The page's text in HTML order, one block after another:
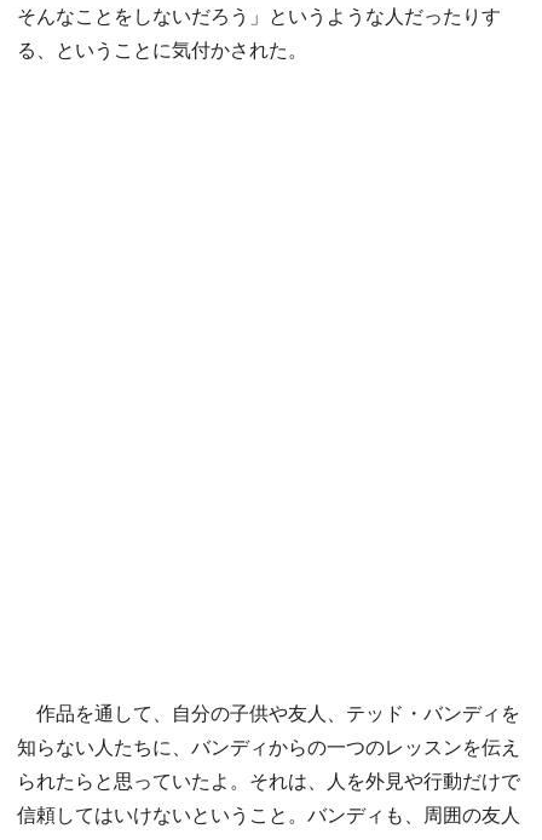
そんなことをしないだろう」というような人だったりす
る、ということに気付かされた。
作品を通して、自分の子供や友人、テッド・バンディを
知らない人たちに、バンディからの一つのレッスンを伝え
られたらと思っていたよ。それは、人を外見や行動だけで
信頼してはいけないということ。バンディも、周囲の友人